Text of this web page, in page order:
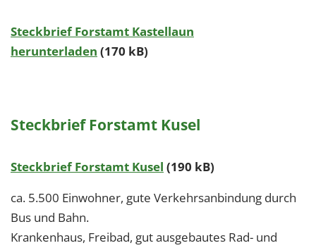
Steckbrief Forstamt Kastellaun
herunterladen (170 kB)
Steckbrief Forstamt Kusel
Steckbrief Forstamt Kusel (190 kB)
ca. 5.500 Einwohner, gute Verkehrsanbindung durch
Bus und Bahn.
Krankenhaus, Freibad, gut ausgebautes Rad- und